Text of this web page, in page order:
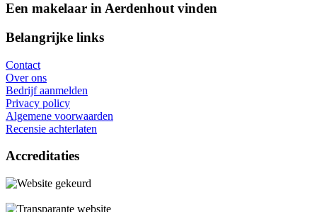
Een makelaar in Aerdenhout vinden
Belangrijke links
Contact
Over ons
Bedrijf aanmelden
Privacy policy
Algemene voorwaarden
Recensie achterlaten
Accreditaties